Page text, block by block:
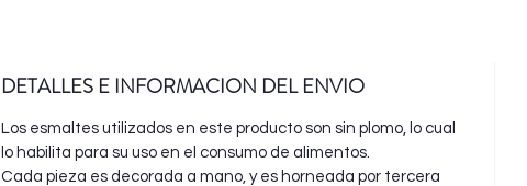
DETALLES E INFORMACION DEL ENVIO
Los esmaltes utilizados en este producto son sin plomo, lo cual
lo habilita para su uso en el consumo de alimentos.
Cada pieza es decorada a mano, y es horneada por tercera